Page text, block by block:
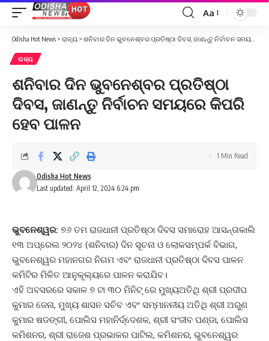
Font
Resizer
Aa
Odisha Hot News > ରାଜ୍ୟ > ଶନିବାର ଦିନ ଭୁବନେଶ୍ବର ପ୍ରତିଷ୍ଠା ଦିବସ, ଜାଣନ୍ତୁ ନିର୍ବାଚନ ସମୟରେ କିପରି ହେବ ପାଳନ
ରାଜ୍ୟ
ଶନିବାର ଦିନ ଭୁବନେଶ୍ବର ପ୍ରତିଷ୍ଠା
ଦିବସ, ଜାଣନ୍ତୁ ନିର୍ବାଚନ ସମୟରେ କିପରି
ହେବ ପାଳନ
Last updated: April 12, 2024 6:24 pm
Odisha Hot News
1 Min Read
ଭୁବନେଶ୍ୱର: ୭୬ ତମ ରାଜଧାନୀ ପ୍ରତିଷ୍ଠା ଦିବସ ସମାରୋହ ଆସନ୍ତାକାଲି
୧୩ ଅପ୍ରେଲ ୨୦୨୪ (ଶନିବାର) ଦିନ ସୂଚନା ଓ ଲୋକସମ୍ପର୍କ ବିଭାଗ,
ଭୁବନେଶ୍ୱର ମହାନଗର ନିଗମ ଏବଂ ରାଜଧାନୀ ପ୍ରତିଷ୍ଠା ଦିବସ ପାଳନ
କମିଟିର ମିଳିତ ଆନୁକୂଲ୍ୟରେ ପାଳନ କରାଯିବ।
ଏହି ଅବସରରେ ସକାଳ ୭ ଟା ୩୦ ମିନିଟ୍ ରେ ମୁଖ୍ୟଅତିଥି ଶ୍ରୀ ପ୍ରଦୀପ
କୁମାର ଜେନା, ମୁଖ୍ୟ ଶାସନ ସଚିବ ଏବଂ ସମ୍ମାନନୀୟ ଅତିଥି ଶ୍ରୀ ଅରୁଣ
କୁମାର ଷଡଙ୍ଗୀ, ପୋଲିସ ମହାନିର୍ଦ୍ଦେଶକ, ଶ୍ରୀ ସଂଜୀବ ପଣ୍ଡା, ପୋଲିସ
କମିଶନର, ଶ୍ରୀ ରାଜେଶ ପ୍ରଭାକର ପାଟିଲ, କମିଶନର, ଭୁବନେଶ୍ୱର